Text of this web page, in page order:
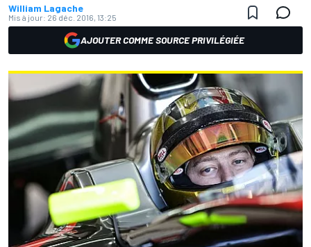
William Lagache
Mis à jour: 26 déc. 2016, 13:25
AJOUTER COMME SOURCE PRIVILÉGIÉE